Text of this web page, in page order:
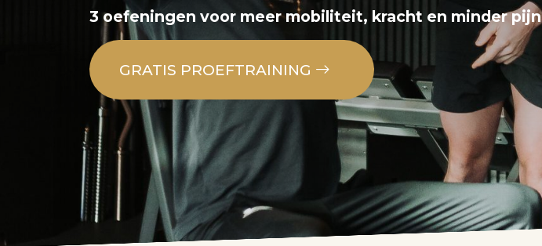
3 oefeningen voor meer mobiliteit, kracht en minder pijn
GRATIS PROEFTRAINING